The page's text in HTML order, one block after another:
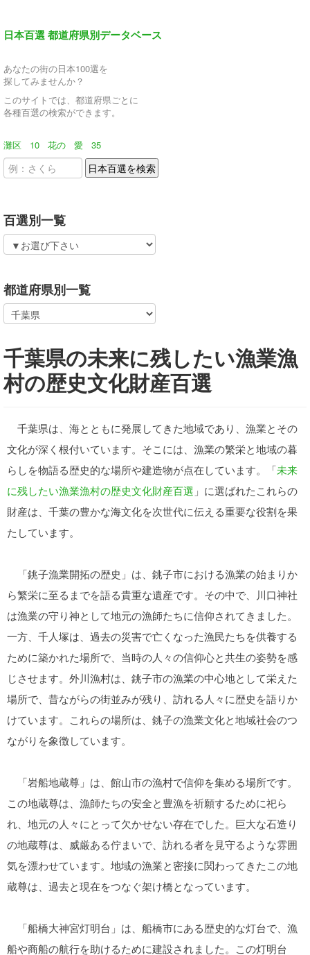
日本百選 都道府県別データベース
あなたの街の日本100選を
探してみませんか？
このサイトでは、都道府県ごとに
各種百選の検索ができます。
灘区 10 花の 愛 35
百選別一覧
都道府県別一覧
千葉県の未来に残したい漁業漁
村の歴史文化財産百選
千葉県は、海とともに発展してきた地域であり、漁業とその
文化が深く根付いています。そこには、漁業の繁栄と地域の暮
らしを物語る歴史的な場所や建造物が点在しています。「未来
に残したい漁業漁村の歴史文化財産百選 」に選ばれたこれらの
財産は、千葉の豊かな海文化を次世代に伝える重要な役割を果
たしています。
「銚子漁業開拓の歴史」は、銚子市における漁業の始まりか
ら繁栄に至るまでを語る貴重な遺産です。その中で、川口神社
は漁業の守り神として地元の漁師たちに信仰されてきました。
一方、千人塚は、過去の災害で亡くなった漁民たちを供養する
ために築かれた場所で、当時の人々の信仰心と共生の姿勢を感
じさせます。外川漁村は、銚子市の漁業の中心地として栄えた
場所で、昔ながらの街並みが残り、訪れる人々に歴史を語りか
けています。これらの場所は、銚子の漁業文化と地域社会のつ
ながりを象徴しています。
「岩船地蔵尊」は、館山市の漁村で信仰を集める場所です。
この地蔵尊は、漁師たちの安全と豊漁を祈願するために祀ら
れ、地元の人々にとって欠かせない存在でした。巨大な石造り
の地蔵尊は、威厳ある佇まいで、訪れる者を見守るような雰囲
気を漂わせています。地域の漁業と密接に関わってきたこの地
蔵尊は、過去と現在をつなぐ架け橋となっています。
「船橋大神宮灯明台」は、船橋市にある歴史的な灯台で、漁
船や商船の航行を助けるために建設されました。この灯明台